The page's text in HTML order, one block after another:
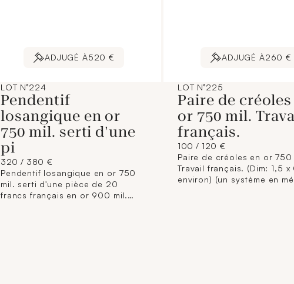
ADJUGÉ À520 €
LOT N°224
Pendentif
losangique en or
750 mil. serti d'une
pi
320 / 380 €
Pendentif losangique en or 750
mil. serti d'une pièce de 20
francs français en or 900 mil.
ADJUGÉ À260 €
LOT N°225
Paire de
or 750 mil.
français.
100 / 120 €
Paire de créoles en or 750
Travail français. (Dim: 1,5 x
environ) (un système en